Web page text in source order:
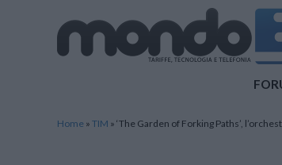
Home » TIM » ‘The Garden of Forking Paths’,